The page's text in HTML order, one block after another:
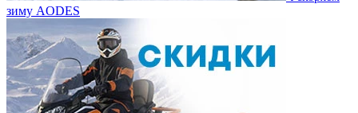
зиму AODES